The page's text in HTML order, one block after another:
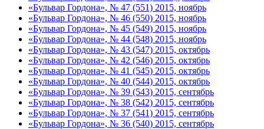
«Бульвар Гордона», № 47 (551) 2015, ноябрь
«Бульвар Гордона», № 46 (550) 2015, ноябрь
«Бульвар Гордона», № 45 (549) 2015, ноябрь
«Бульвар Гордона», № 44 (548) 2015, ноябрь
«Бульвар Гордона», № 43 (547) 2015, октябрь
«Бульвар Гордона», № 42 (546) 2015, октябрь
«Бульвар Гордона», № 41 (545) 2015, октябрь
«Бульвар Гордона», № 40 (544) 2015, октябрь
«Бульвар Гордона», № 39 (543) 2015, сентябрь
«Бульвар Гордона», № 38 (542) 2015, сентябрь
«Бульвар Гордона», № 37 (541) 2015, сентябрь
«Бульвар Гордона», № 36 (540) 2015, сентябрь